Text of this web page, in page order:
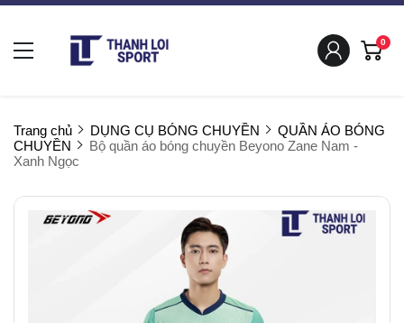
0
Trang chủ DỤNG CỤ BÓNG CHUYỀN
QUẦN ÁO BÓNG
CHUYỀN
Bộ quần áo bóng chuyền Beyono Zane Nam -
Xanh Ngọc